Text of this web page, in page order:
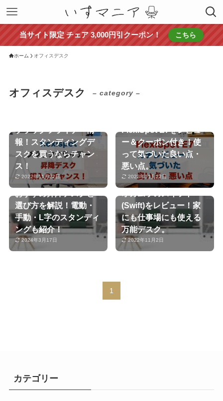
当サイト限定 チェア 3,000円引クーポン！ こちら
ホーム オフィスデスク
オフィスデスク – category –
報！スタンディングデ
スクを買うならチャン
ス！
2022年11月22日
ー＆クーポン付き！使
って気づいた良い点・
悪い点。
2022年11月22日
選び方を解説！電動・
手動・L字のスタンディ
ングも紹介！
2024年3月17日
(Swift)をレビュー！家
にも仕事場にも使える
万能デスク。
2022年11月2日
1
カテゴリー